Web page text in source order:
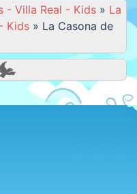
- Villa Real - Kids » La
Kids » La Casona de